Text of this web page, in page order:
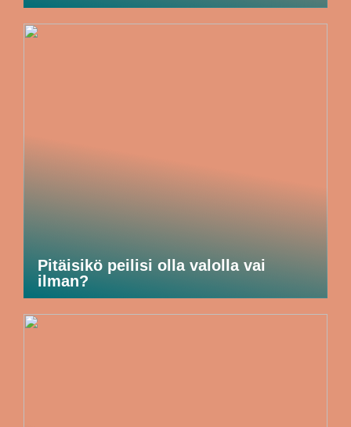
Pitäisikö peilisi olla valolla vai
ilman?